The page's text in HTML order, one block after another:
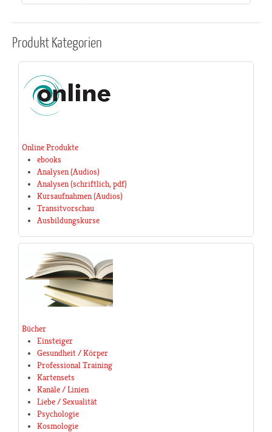
ProduktKategorien
Online Produkte
ebooks
Analysen (Audios)
Analysen (schriftlich, pdf)
Kursaufnahmen (Audios)
Transitvorschau
Ausbildungskurse
Bücher
Einsteiger
Gesundheit / Körper
Professional Training
Kartensets
Kanäle / Linien
Liebe / Sexualität
Psychologie
Kosmologie